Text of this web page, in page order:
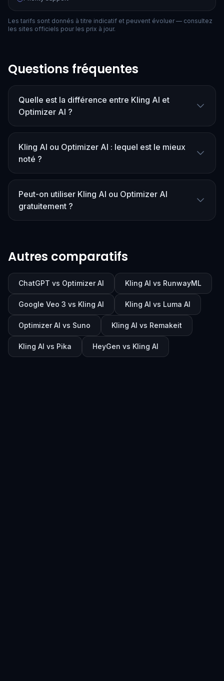
Les tarifs sont donnés à titre indicatif et peuvent évoluer — consultez
les sites officiels pour les prix à jour.
Questions fréquentes
Quelle est la différence entre Kling AI et
Optimizer AI ?
Kling AI ou Optimizer AI : lequel est le mieux
noté ?
Peut-on utiliser Kling AI ou Optimizer AI
gratuitement ?
Autres comparatifs
ChatGPT vs Optimizer AI Kling AI vs RunwayML
Google Veo 3 vs Kling AI Kling AI vs Luma AI
Optimizer AI vs Suno Kling AI vs Remakeit
Kling AI vs Pika HeyGen vs Kling AI